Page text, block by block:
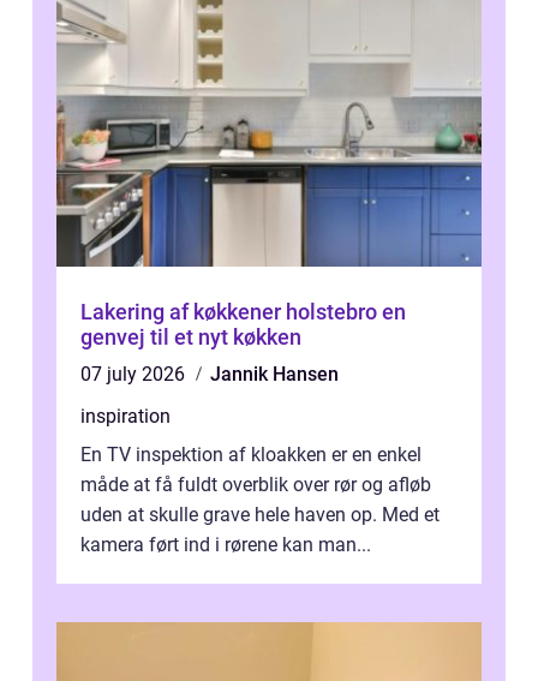
Lakering af køkkener holstebro en
genvej til et nyt køkken
07 july 2026
Jannik Hansen
inspiration
En TV inspektion af kloakken er en enkel
måde at få fuldt overblik over rør og afløb
uden at skulle grave hele haven op. Med et
kamera ført ind i rørene kan man...